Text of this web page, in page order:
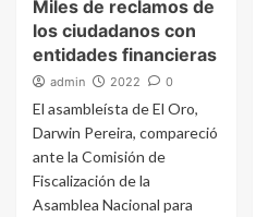
Miles de reclamos de
los ciudadanos con
entidades financieras
admin 2022 0
El asambleísta de El Oro,
Darwin Pereira, compareció
ante la Comisión de
Fiscalización de la
Asamblea Nacional para